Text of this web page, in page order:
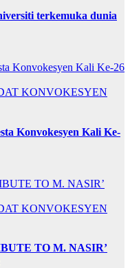
terkemuka dunia
KONVOKESYEN
Konvokesyen Kali Ke-
KONVOKESYEN
TO M. NASIR’